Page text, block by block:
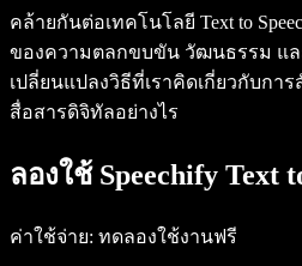
คล้ายกันต่อเทคโนโลยี Text to
ของความตลกขบขัน วัฒนธรรม แล
เปลี่ยนแปลงวิธีที่เราคิดเกี่ยวกับการ
สื่อสารดิจิทัลอย่างไร
ลองใช้ Speechify Text
ค่าใช้จ่าย: ทดลองใช้งานฟรี